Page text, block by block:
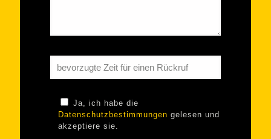
Ja, ich habe die
Datenschutzbestimmungen gelesen und
akzeptiere sie.